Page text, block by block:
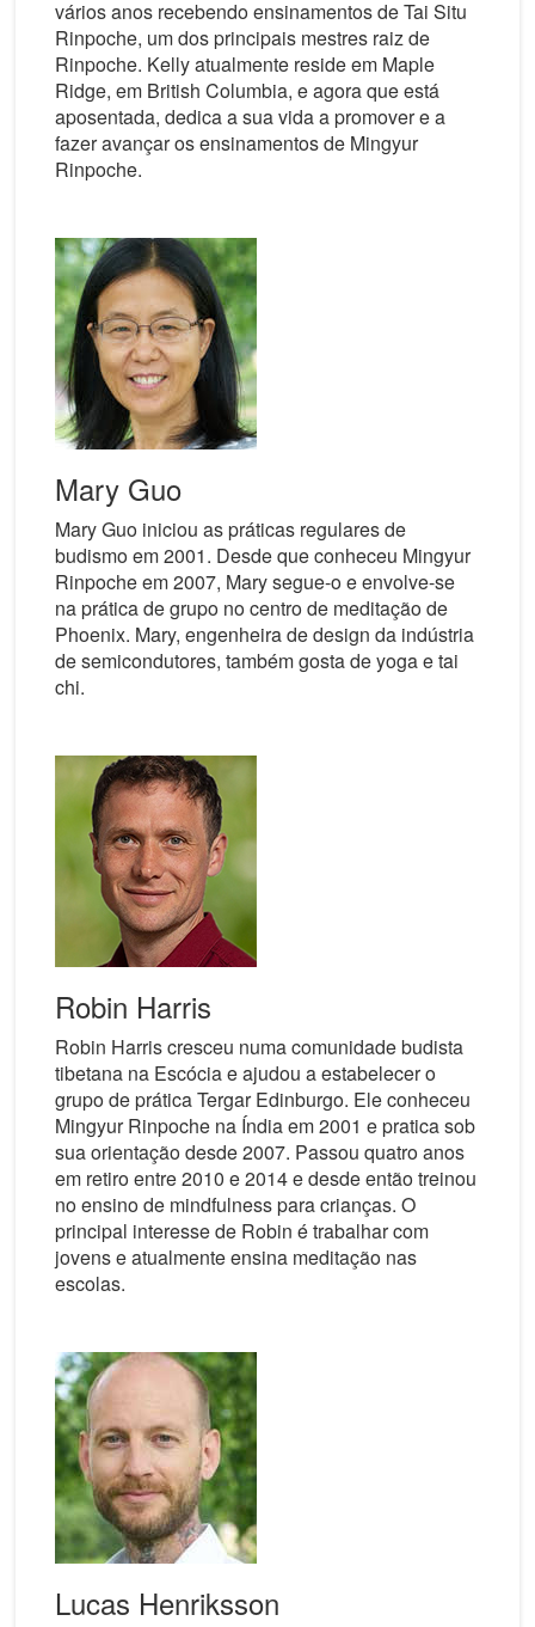
vários anos recebendo ensinamentos de Tai Situ
Rinpoche, um dos principais mestres raiz de
Rinpoche. Kelly atualmente reside em Maple
Ridge, em British Columbia, e agora que está
aposentada, dedica a sua vida a promover e a
fazer avançar os ensinamentos de Mingyur
Rinpoche.
Mary Guo
Mary Guo iniciou as práticas regulares de
budismo em 2001. Desde que conheceu Mingyur
Rinpoche em 2007, Mary segue-o e envolve-se
na prática de grupo no centro de meditação de
Phoenix. Mary, engenheira de design da indústria
de semicondutores, também gosta de yoga e tai
chi.
Robin Harris
Robin Harris cresceu numa comunidade budista
tibetana na Escócia e ajudou a estabelecer o
grupo de prática Tergar Edinburgo. Ele conheceu
Mingyur Rinpoche na Índia em 2001 e pratica sob
sua orientação desde 2007. Passou quatro anos
em retiro entre 2010 e 2014 e desde então treinou
no ensino de mindfulness para crianças. O
principal interesse de Robin é trabalhar com
jovens e atualmente ensina meditação nas
escolas.
Lucas Henriksson